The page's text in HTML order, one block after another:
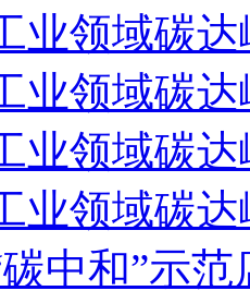
业领域碳
业领域碳
业领域碳
业领域碳
中和”示